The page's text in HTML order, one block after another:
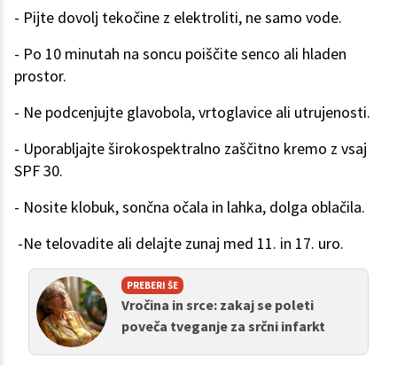
- Pijte dovolj tekočine z elektroliti, ne samo vode.
- Po 10 minutah na soncu poiščite senco ali hladen
prostor.
- Ne podcenjujte glavobola, vrtoglavice ali utrujenosti.
- Uporabljajte širokospektralno zaščitno kremo z vsaj
SPF 30.
- Nosite klobuk, sončna očala in lahka, dolga oblačila.
-Ne telovadite ali delajte zunaj med 11. in 17. uro.
PREBERI ŠE
Vročina in srce: zakaj se poleti
poveča tveganje za srčni infarkt